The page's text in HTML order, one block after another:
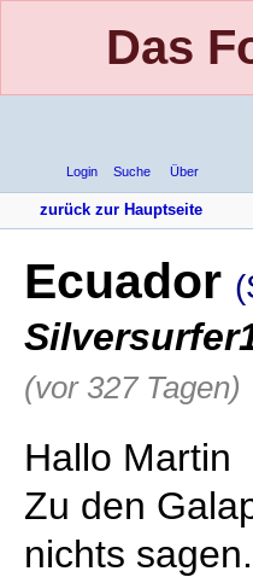
Das
Login Suche Über
zurück zur Hauptseite
Ecuador
(vor 327 Tagen)
Hallo Martin
Zu den
nichts sagen.